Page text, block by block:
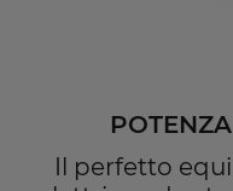
Il perfetto